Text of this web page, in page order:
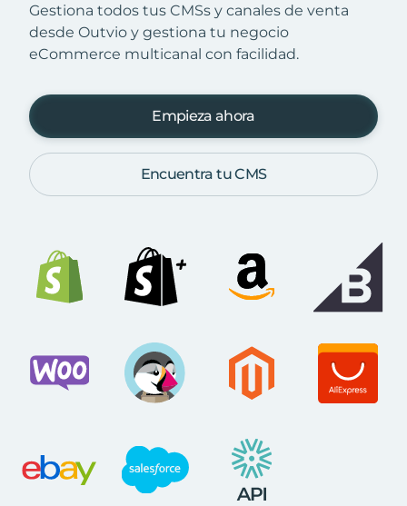
Gestiona todos tus CMSs y canales de venta
desde Outvio y gestiona tu negocio
eCommerce multicanal con facilidad.
Empieza ahora
Encuentra tu CMS